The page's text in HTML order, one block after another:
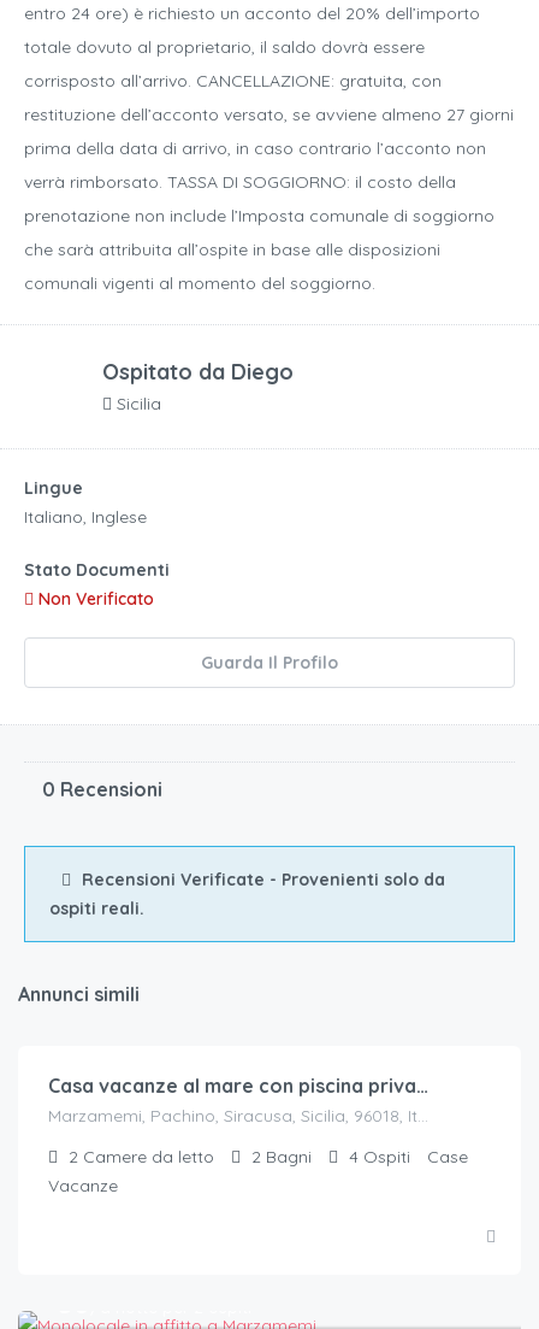
entro 24 ore) è richiesto un acconto del 20% dell’importo
totale dovuto al proprietario, il saldo dovrà essere
corrisposto all’arrivo. CANCELLAZIONE: gratuita, con
restituzione dell’acconto versato, se avviene almeno 27 giorni
prima della data di arrivo, in caso contrario l’acconto non
verrà rimborsato. TASSA DI SOGGIORNO: il costo della
prenotazione non include l’Imposta comunale di soggiorno
che sarà attribuita all’ospite in base alle disposizioni
comunali vigenti al momento del soggiorno.
Ospitato da Diego
Sicilia
Lingue
Italiano, Inglese
Stato Documenti
Non Verificato
Guarda Il Profilo
0 Recensioni
Recensioni Verificate - Provenienti solo da
ospiti reali.
Annunci simili
€.100
Casa vacanze al mare con piscina privata a Marzamemi
2 Camere da letto 2 Bagni 4 Ospiti
Case
Vacanze